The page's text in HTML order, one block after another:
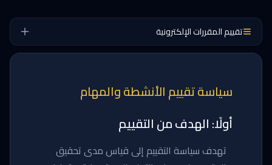
تقييم المقررات الإلكترونية
سياسة تقييم الأنشطة والمهام
أولًا: الهدف من التقييم
تهدف سياسة التقييم إلى قياس مدى تحقيق